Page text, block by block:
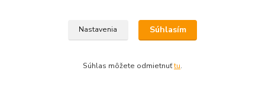
Nastavenia Súhlasím
Súhlas môžete odmietnuťtu.